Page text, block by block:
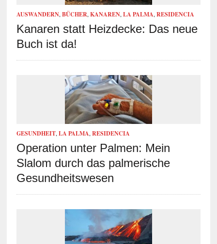
AUSWANDERN, BÜCHER, KANAREN, LA PALMA, RESIDENCIA
Kanaren statt Heizdecke: Das neue
Buch ist da!
GESUNDHEIT, LA PALMA, RESIDENCIA
Operation unter Palmen: Mein
Slalom durch das palmerische
Gesundheitswesen